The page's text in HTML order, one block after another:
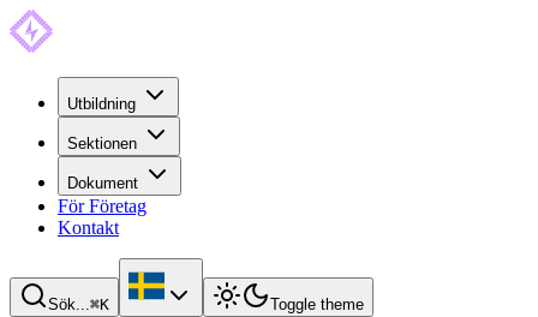
Utbildning
Sektionen
Dokument
För Företag
Kontakt
Sök...⌘K Toggle theme